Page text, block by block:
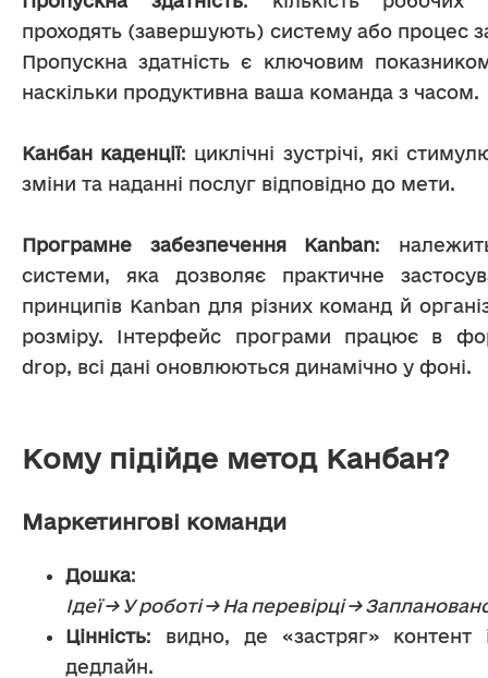
проходять (завершують) систему або процес
Пропускна здатність є ключовим
наскільки продуктивна ваша команда з часом.
Канбан каденції: циклічні зустрічі, які
зміни та наданні послуг відповідно до мети.
Програмне забезпечення Kanban:
системи, яка дозволяє практичне
принципів Kanban для різних команд й
розміру. Інтерфейс програми працює в
drop, всі дані оновлюються динамічно у фоні.
Кому підійде метод Канбан?
Маркетингові команди
Дошка
Ідеї → У роботі → На перевірці →
Цінність: видно, де «застряг» контент
дедлайн.